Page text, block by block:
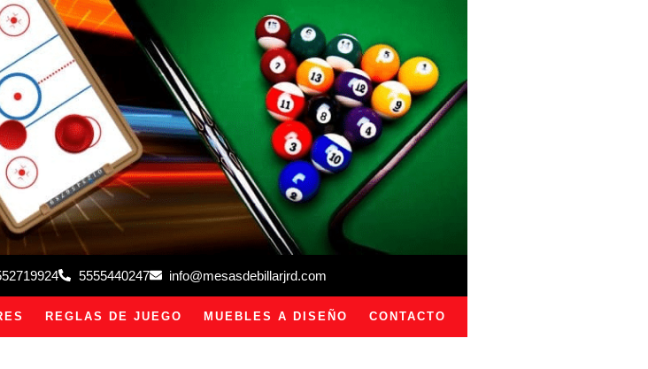
5555440247 info@mesasdebillarjrd.com
REGLAS DE JUEGO MUEBLES A DISEÑO CONTACTO